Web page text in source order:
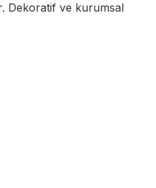
Dekoratif ve kurumsal